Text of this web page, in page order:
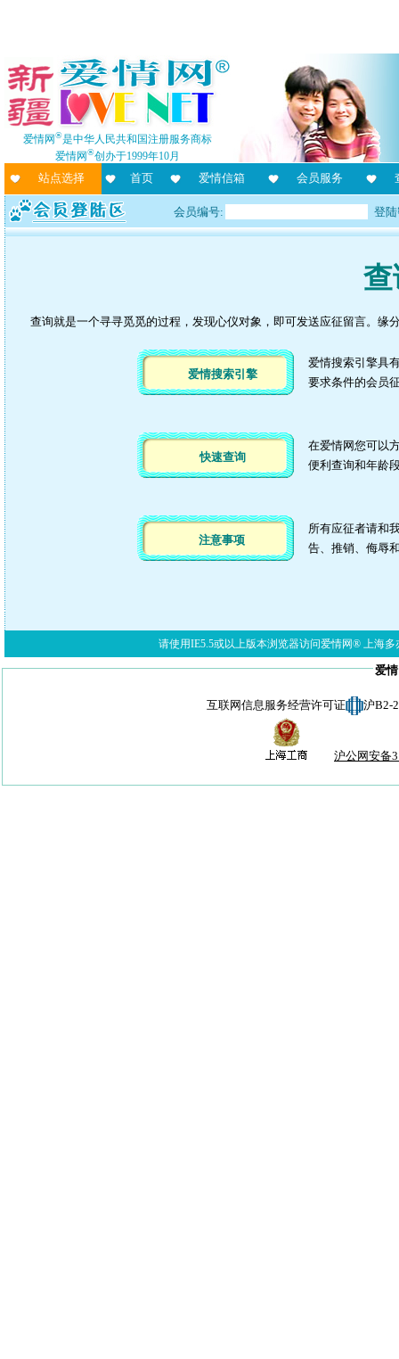
爱情网®是中华人民共和国注册服务商标
爱情网®创办于1999年10月
站点选择 首页 爱情信箱 会员服务
会员编号: 登
查询就是一个寻寻觅觅的过程，发现心仪对象，即可发送应征留言。
爱情搜索引擎
爱情搜索引擎具
要求条件的会员
快速查询
在爱情网您可以
便利查询和年龄
注意事项
所有应征者请和
告、推销、侮辱
请使用IE5.5或以上版本浏览器访问爱情网® 上海多
爱
互联网信息服务经营许可证 沪B2-
沪公网安备